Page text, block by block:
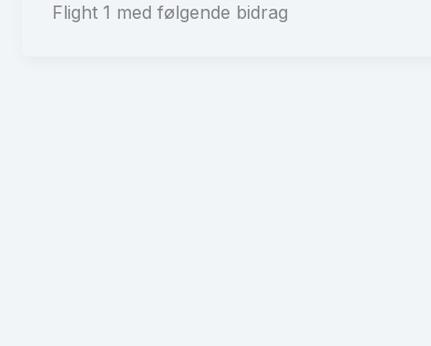
Flight 1 med følgende bidrag